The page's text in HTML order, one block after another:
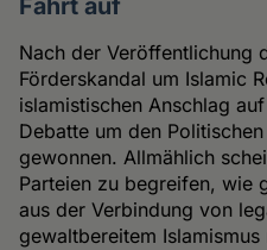
Fahrt auf
Nach der Veröffentlichung
Förderskandal um Islamic
islamistischen Anschlag
Debatte um den
gewonnen. Allmählich
Parteien zu begreifen, wie
aus der Verbindung von
gewaltbereitem Islamismus